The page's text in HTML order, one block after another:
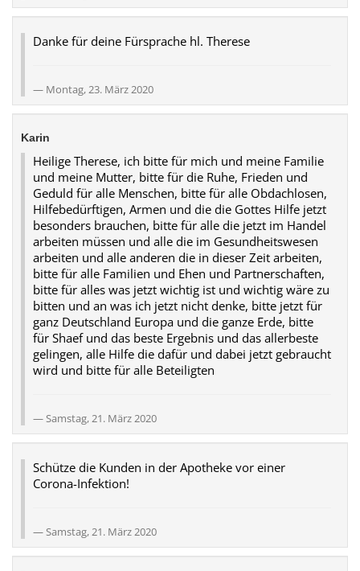
Danke für deine Fürsprache hl. Therese
Montag, 23. März 2020
Karin
Heilige Therese, ich bitte für mich und meine Familie
und meine Mutter, bitte für die Ruhe, Frieden und
Geduld für alle Menschen, bitte für alle Obdachlosen,
Hilfebedürftigen, Armen und die die Gottes Hilfe jetzt
besonders brauchen, bitte für alle die jetzt im Handel
arbeiten müssen und alle die im Gesundheitswesen
arbeiten und alle anderen die in dieser Zeit arbeiten,
bitte für alle Familien und Ehen und Partnerschaften,
bitte für alles was jetzt wichtig ist und wichtig wäre zu
bitten und an was ich jetzt nicht denke, bitte jetzt für
ganz Deutschland Europa und die ganze Erde, bitte
für Shaef und das beste Ergebnis und das allerbeste
gelingen, alle Hilfe die dafür und dabei jetzt gebraucht
wird und bitte für alle Beteiligten
Samstag, 21. März 2020
Schütze die Kunden in der Apotheke vor einer
Corona-Infektion!
Samstag, 21. März 2020